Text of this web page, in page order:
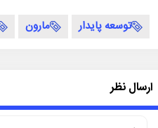
توسعه پایدار مارون
ارسال نظر